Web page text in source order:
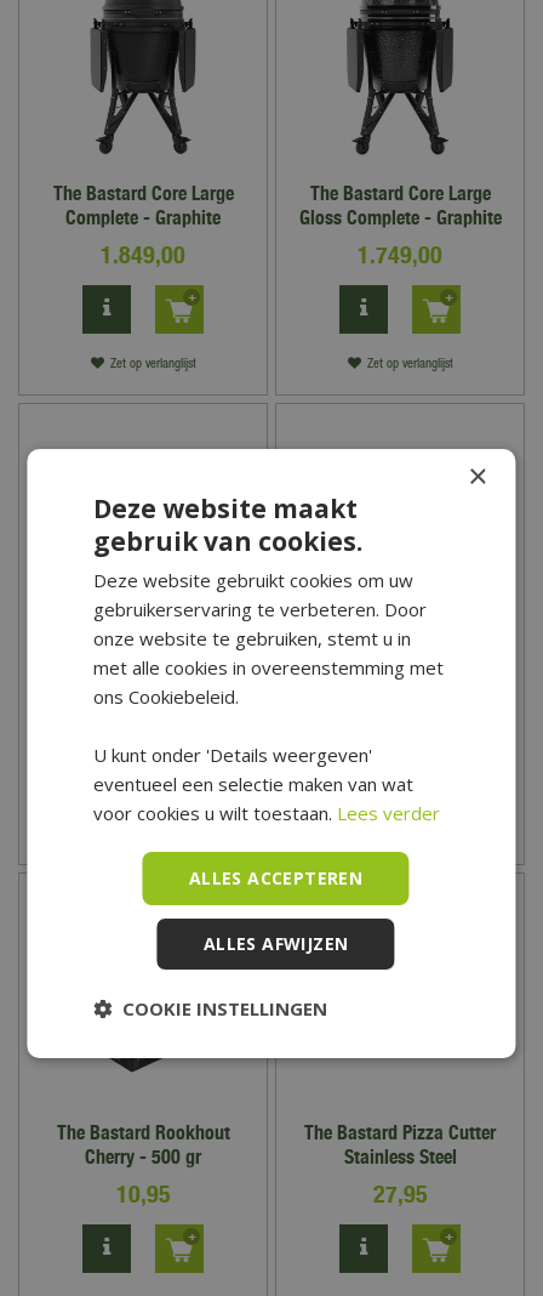
The Bastard Core Large
Complete - Graphite
1.849,00
Zet op verlanglijst
The Bastard Core Large
Gloss Complete - Graphite
1.749,00
Zet op verlanglijst
The Bastard PRO Large
Solo - Graphite
Pit Boss 3-pits Ultimate
The Bastard Rookhout
Cherry - 500 gr
10,95
The Bastard Pizza Cutter
Stainless Steel
27,95
×
Deze website maakt
gebruik van cookies.
Deze website gebruikt cookies om uw
gebruikerservaring te verbeteren. Door
onze website te gebruiken, stemt u in
met alle cookies in overeenstemming met
ons Cookiebeleid.
U kunt onder 'Details weergeven'
eventueel een selectie maken van wat
voor cookies u wilt toestaan. Lees verder
ALLES ACCEPTEREN
ALLES AFWIJZEN
COOKIE INSTELLINGEN